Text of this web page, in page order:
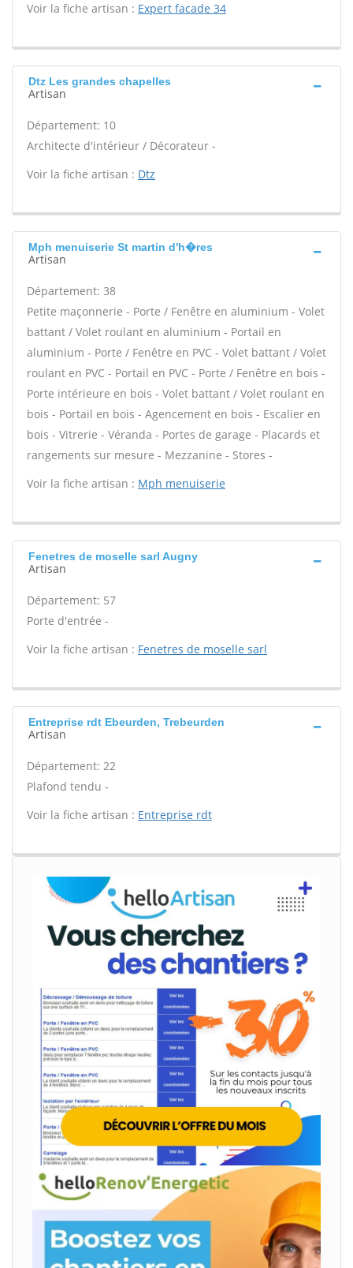
Voir la fiche artisan : Expert facade 34
Dtz Les grandes chapelles
Artisan
Département: 10
Architecte d'intérieur / Décorateur -
Voir la fiche artisan : Dtz
Mph menuiserie St martin d'h�res
Artisan
Département: 38
Petite maçonnerie - Porte / Fenêtre en aluminium - Volet
battant / Volet roulant en aluminium - Portail en
aluminium - Porte / Fenêtre en PVC - Volet battant / Volet
roulant en PVC - Portail en PVC - Porte / Fenêtre en bois -
Porte intérieure en bois - Volet battant / Volet roulant en
bois - Portail en bois - Agencement en bois - Escalier en
bois - Vitrerie - Véranda - Portes de garage - Placards et
rangements sur mesure - Mezzanine - Stores -
Voir la fiche artisan : Mph menuiserie
Fenetres de moselle sarl Augny
Artisan
Département: 57
Porte d'entrée -
Voir la fiche artisan : Fenetres de moselle sarl
Entreprise rdt Ebeurden, Trebeurden
Artisan
Département: 22
Plafond tendu -
Voir la fiche artisan : Entreprise rdt